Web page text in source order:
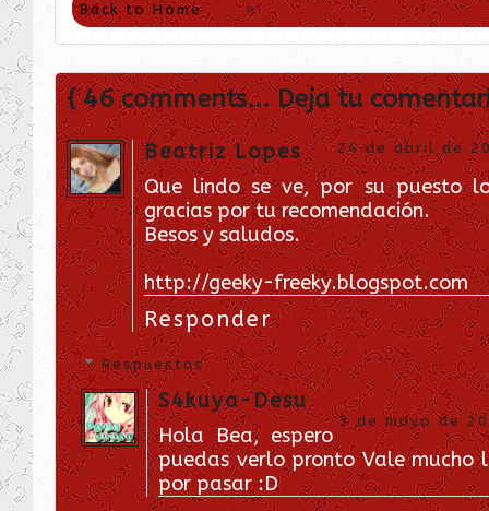
Back to Home »
anime año 2018
Ayumu Watanabe
drama
escolar Jun Mayuzuki
Koi wa ameagari no you ni
romance
Wit Studio Yo opino
｡◕ ‿ ◕｡ [Anime] Koi wa ameagari no you ni {Opinión} ｡◕ ‿ ◕｡
{ 46 comments... Deja tu
Beatriz Lopes 24 de abril de
Que lindo se ve, por su puesto
gracias por tu recomendación.
Besos y saludos.
http://geeky-freeky.blogspot.com
Responder
Respuestas
S4kuya-Desu
3 de mayo de
Hola Bea, espero
puedas verlo pronto Vale mucho
por pasar :D